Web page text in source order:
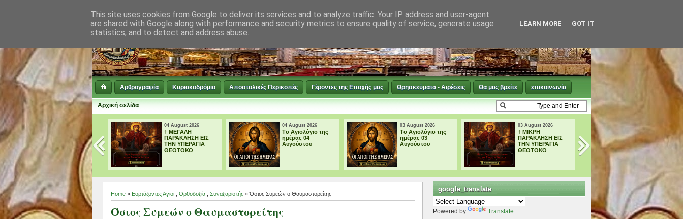
Αρθρογραφία Κυριακοδρόμιο Αποστολικές Περικοπές Γέροντες της Εποχής μας Θρησκεύματα - Αιρέσεις Θα μας βρείτε επικοινωνία
Αρχική σελίδα
05 August 2026
μετάδοση ο
Όρθρος και τη Θεία
Λειτουργία
ΜΕΤΑΜΟΡΦΩΣΕΩΣ
ΣΩΤΗΡΟΣ
04 August 2026
† ΜΕΓΑΛΗ
ΠΑΡΑΚΛΗΣΗ ΕΙΣ
ΤΗΝ ΥΠΕΡΑΓΙΑ
ΘΕΟΤΟΚΟ
04 August 2026
Tο Αγιολόγιο της
ημέρας 04
Αυγούστου
03 August 2026
Tο Αγιολόγιο της
ημέρας 03
Αυγούστου
03 August 2026
† ΜΙΚΡΗ
ΠΑΡΑΚΛΗΣΗ ΕΙΣ
ΤΗΝ ΥΠΕΡΑΓΙΑ
ΘΕΟΤΟΚΟ
02 August 2026
† ΜΕΓΑΛΗ
ΠΑΡΑΚΛΗΣΗ ΕΙΣ
ΤΗΝ ΥΠΕΡΑΓΙΑ
ΘΕΟΤΟΚΟ
Home » Εορτάζοντες Άγιοι Ορθοδοξία Συναξαριστής » Όσιος Συμεών ο Θαυμαστορείτης
Όσιος Συμεών ο Θαυμαστορείτης
google_translate
Powered by Translate
This site uses cookies from Google to deliver its services and to analyze traffic. Your IP address and user-agent
are shared with Google along with performance and security metrics to ensure quality of service, generate usage
statistics, and to detect and address abuse.
LEARN MORE GOT IT